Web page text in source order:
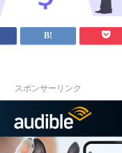
スポンサーリンク